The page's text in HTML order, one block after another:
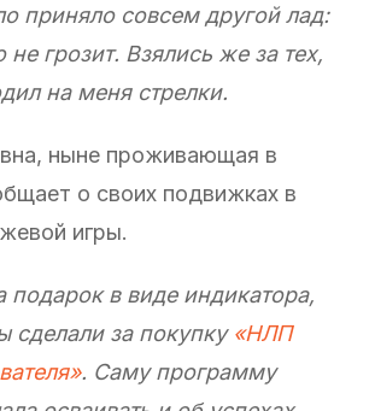
приняло совсем другой лад:
не грозит. Взялись же за тех,
на меня стрелки.
ныне проживающая в
о своих подвижках в
игры.
подарок в виде индикатора,
сделали за покупку «НЛП
. Саму программу